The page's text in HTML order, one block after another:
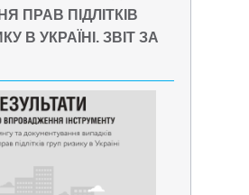
ризику в Україні. Звіт за 2017
ПРАВ ПІДЛІТКІВ
В УКРАЇНІ. ЗВІТ ЗА